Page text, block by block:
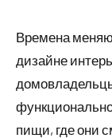
Времена
дизайне
пищи, где они